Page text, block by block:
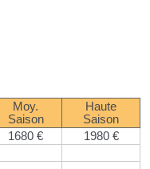
Moy.
Saison
Haute
Saison
1680 €
1980 €